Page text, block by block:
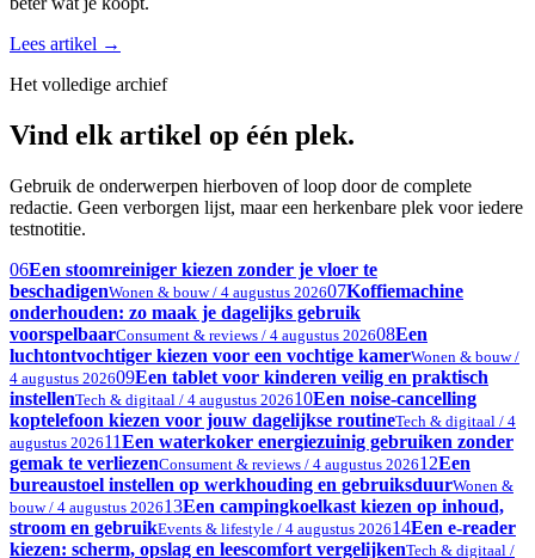
Lees artikel →
Het volledige archief
Vind elk artikel op één plek.
Gebruik de onderwerpen hierboven of loop door de complete
redactie. Geen verborgen lijst, maar een herkenbare plek voor iedere
testnotitie.
06Een stoomreiniger kiezen zonder je vloer te
beschadigenWonen & bouw / 4 augustus 202607Koffiemachine
onderhouden: zo maak je dagelijks gebruik
voorspelbaarConsument & reviews / 4 augustus 202608Een
luchtontvochtiger kiezen voor een vochtige kamerWonen & bouw /
4 augustus 202609Een tablet voor kinderen veilig en praktisch
instellenTech & digitaal / 4 augustus 202610Een noise-cancelling
koptelefoon kiezen voor jouw dagelijkse routineTech & digitaal / 4
augustus 202611Een waterkoker energiezuinig gebruiken zonder
gemak te verliezenConsument & reviews / 4 augustus 202612Een
bureaustoel instellen op werkhouding en gebruiksduurWonen &
bouw / 4 augustus 202613Een campingkoelkast kiezen op inhoud,
stroom en gebruikEvents & lifestyle / 4 augustus 202614Een e-reader
kiezen: scherm, opslag en leescomfort vergelijkenTech & digitaal /